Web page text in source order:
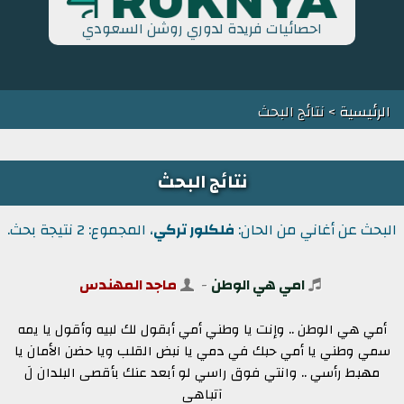
احصائيات فريدة لدوري روشن السعودي
الرئيسية> نتائج البحث
نتائج البحث
البحث عن أغاني من الحان: فلكلور تركي، المجموع: 2 نتيجة بحث.
امي هي الوطن - ماجد المهندس
أمي هي الوطن .. وإنت يا وطني أمي أبقول لك لبيه وأقول يا يمه
سمي وطني يا أمي حبك في دمي يا نبض القلب ويا حضن الأمان يا
مهبط رأسي .. وانتي فوق راسي لو أبعد عنك بأقصى البلدان لَ
آتباهى